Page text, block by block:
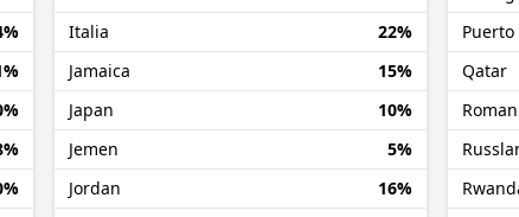
Italia
22%
Jamaica
15%
Japan
10%
Jemen
5%
Jordan
16%
Puerto
Qatar